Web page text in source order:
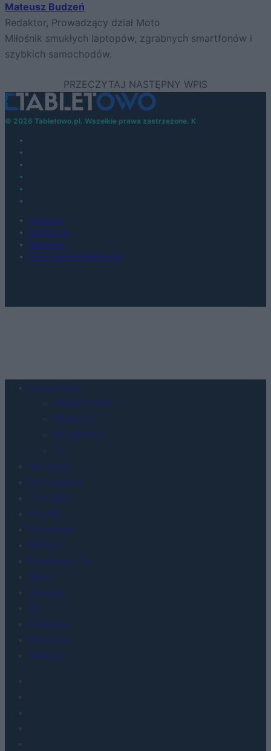
Mateusz Budzeń
Redaktor, Prowadzący dział Moto
Miłośnik smukłych laptopów, zgrabnych smartfonów i
szybkich samochodów.
© 2026 Tabletowo.pl. Wszelkie prawa zastrzeżone. K
KONTAKT
REDAKCJA
REKLAMA
POLITYKA PRYWATNOŚCI
Urządzenia
SMARTFONY
TABLETY
WEARABLE
TV
Recenzje
Porównania
Co kupić
Porady
Promocje
FinTech
Hardware PC
Moto
Gaming
AI
Redakcja
Reklama
Kontakt